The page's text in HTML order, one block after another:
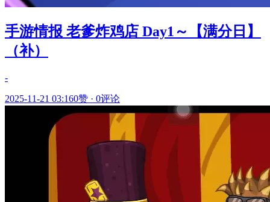
手游情报 老爹炸鸡店 Day1～【满分日】
（补）
-
2025-11-21 03:160赞 · 0评论